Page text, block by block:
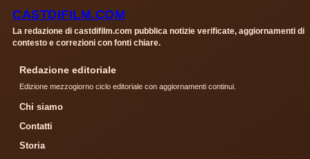
CASTDIFILM.COM
La redazione di castdifilm.com pubblica notizie verificate, aggiornamenti di
contesto e correzioni con fonti chiare.
Redazione editoriale
Edizione mezzogiorno ciclo editoriale con aggiornamenti continui.
Chi siamo
Contatti
Storia